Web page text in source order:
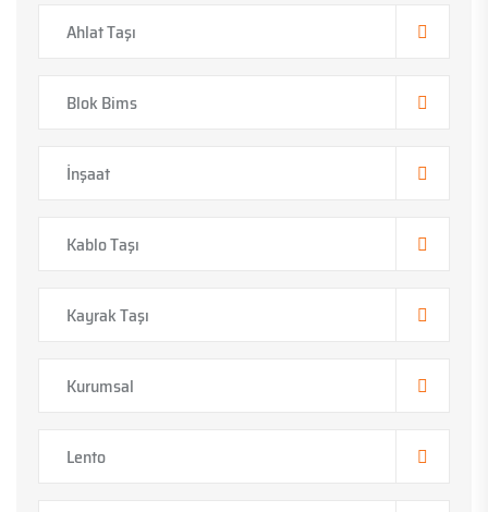
Ahlat Taşı
Blok Bims
İnşaat
Kablo Taşı
Kayrak Taşı
Kurumsal
Lento